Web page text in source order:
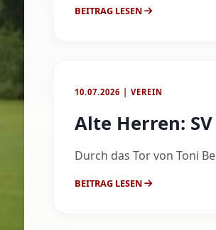
BEITRAG LESEN
10.07.2026 | VEREIN
Alte Herren: SV
Durch das Tor von Toni
BEITRAG LESEN